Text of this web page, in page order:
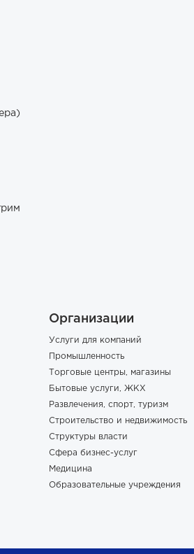
Организации
Услуги для компаний
Промышленность
Торговые центры, магазины
Бытовые услуги, ЖКХ
Развлечения, спорт, туризм
Строительство и недвижимость
Структуры власти
Сфера бизнес-услуг
Медицина
Образовательные учреждения